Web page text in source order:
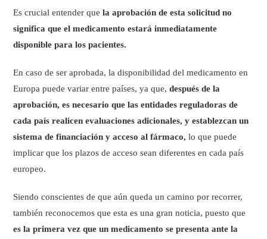
Es crucial entender que la aprobación de esta solicitud no
significa que el medicamento estará inmediatamente
disponible para los pacientes.
En caso de ser aprobada, la disponibilidad del medicamento en
Europa puede variar entre países, ya que, después de la
aprobación, es necesario quelas entidades reguladoras de
cada país realicen evaluaciones adicionales, y establezcan un
sistema de financiación y acceso al fármaco,lo que puede
implicar que los plazos de acceso sean diferentes en cada país
europeo.
Siendo conscientes de que aún queda un camino por recorrer,
también reconocemos que esta es una gran noticia, puesto que
es la primera vez que un medicamento se presenta ante la